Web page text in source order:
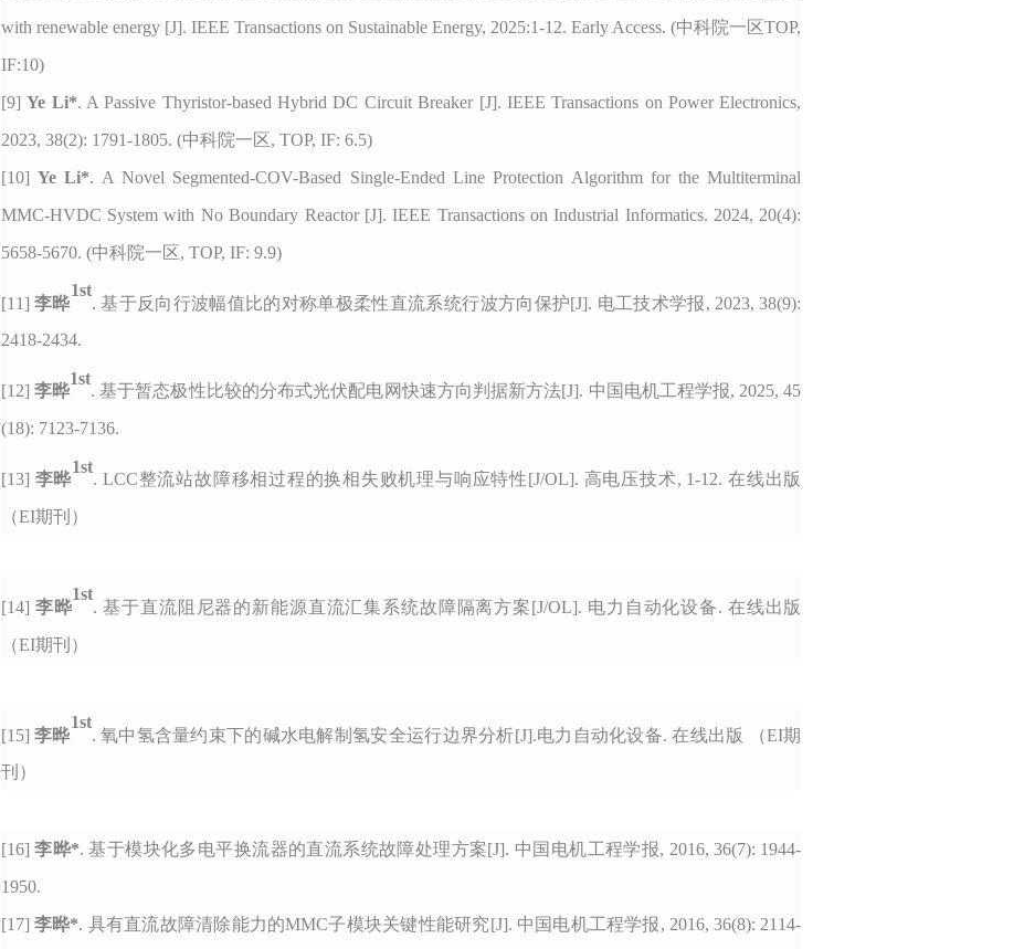
with renewable energy [J]. IEEE Transactions on Sustainable Energy, 2025:1-12. Early Access. (中科院一区TOP,
IF:10)
[9]Ye Li*. A Passive Thyristor-based Hybrid DC Circuit Breaker [J]. IEEE Transactions on Power Electronics,
2023, 38(2): 1791-1805. (中科院一区, TOP, IF: 6.5)
[10]Ye Li*. A Novel Segmented-COV-Based Single-Ended Line Protection Algorithm for the Multiterminal
MMC-HVDC Systemwith No Boundary Reactor [J]. IEEE Transactions on Industrial Informatics. 2024, 20(4):
5658-5670. (中科院一区, TOP, IF: 9.9)
[11]李晔
1st
. 基于反向行波幅值比的对称单极柔性直流系统行波方向保护[J]. 电工技术学报
2023, 38(9):
2418-2434.
[12] 李晔
1st
. 基于暂态极性比较的分布式光伏配电网快速方向判据新方法[J]. 中国电机工程学报, 2025, 45
(18): 7123-7136.
[13] 李晔
1st
. LCC整流站故障移相过程的换相失败机理与响应特性[J/OL]. 高电压技术, 1-12. 在线出版
（EI期刊）
[14] 李晔
1st
. 基于直流阻尼器的新能源直流汇集系统故障隔离方案[J/OL]. 电力自动化设备. 在线出版
（EI期刊）
[15]李晔
1st
. 氧中氢含量约束下的碱水电解制氢安全运行边界分析[J].电力自动化设备. 在线出版 （EI期
刊）
[16]李晔*. 基于模块化多电平换流器的直流系统故障处理方案[J]. 中国电机工程学报, 2016, 36(7): 1944-
1950.
[17] 李晔*. 具有直流故障清除能力的MMC子模块关键性能研究[J]. 中国电机工程学报, 2016, 36(8): 2114-